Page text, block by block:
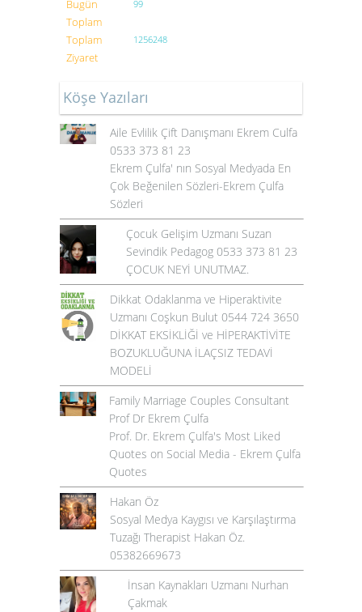
Bugün
Toplam
99
Toplam
Ziyaret
1256248
Köşe Yazıları
Aile Evlilik Çift Danışmanı Ekrem Culfa
0533 373 81 23
Ekrem Çulfa' nın Sosyal Medyada En
Çok Beğenilen Sözleri-Ekrem Çulfa
Sözleri
Çocuk Gelişim Uzmanı Suzan
Sevindik Pedagog 0533 373 81 23
ÇOCUK NEYİ UNUTMAZ.
Dikkat Odaklanma ve Hiperaktivite
Uzmanı Coşkun Bulut 0544 724 3650
DİKKAT EKSİKLİĞİ ve HİPERAKTİVİTE
BOZUKLUĞUNA İLAÇSIZ TEDAVİ
MODELİ
Family Marriage Couples Consultant
Prof Dr Ekrem Çulfa
Prof. Dr. Ekrem Çulfa's Most Liked
Quotes on Social Media - Ekrem Çulfa
Quotes
Hakan Öz
Sosyal Medya Kaygısı ve Karşılaştırma
Tuzağı Therapist Hakan Öz.
05382669673
İnsan Kaynakları Uzmanı Nurhan
Çakmak